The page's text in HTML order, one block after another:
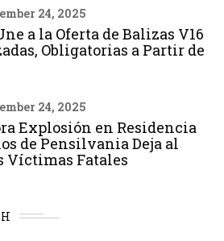
24, 2025
a la Oferta de Balizas V16
Obligatorias a Partir de
24, 2025
Explosión en Residencia
de Pensilvania Deja al
Víctimas Fatales